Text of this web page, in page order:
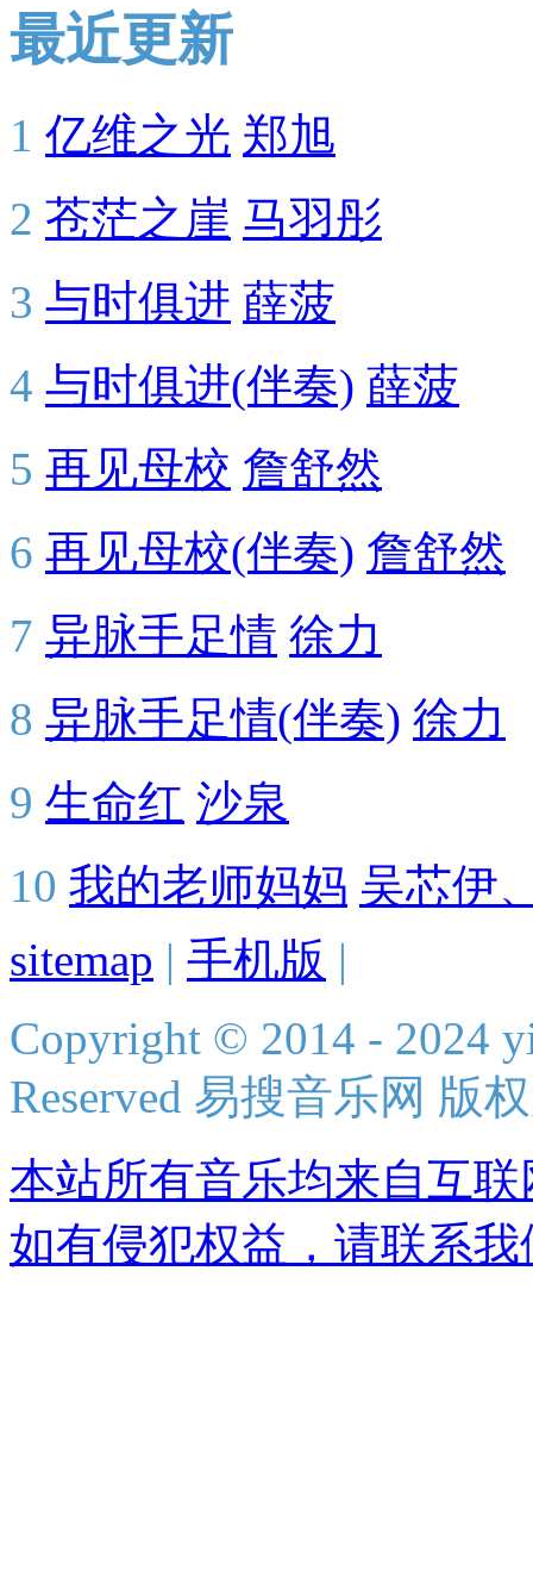
最近更新
1 亿维之光 郑旭
2 苍茫之崖 马羽彤
3 与时俱进 薛菠
4 与时俱进(伴奏) 薛菠
5 再见母校 詹舒然
6 再见母校(伴奏) 詹舒然
7 异脉手足情 徐力
8 异脉手足情(伴奏) 徐力
9 生命红 沙泉
10 我的老师妈妈 吴芯伊
sitemap | 手机版 |
Copyright © 2014 - 2024
Reserved 易搜音乐网 版
本站所有音乐均来自互
如有侵犯权益，请联系